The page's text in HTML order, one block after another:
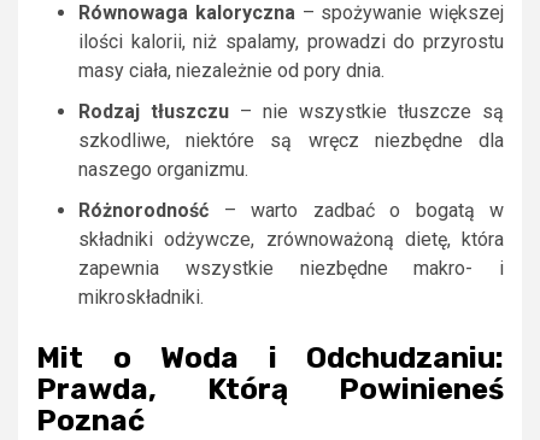
Równowaga kaloryczna– spożywanie większej
ilości kalorii, niż spalamy, prowadzi do przyrostu
masy ciała, niezależnie od pory dnia.
Rodzaj tłuszczu – nie wszystkie tłuszcze są
szkodliwe, niektóre są wręcz niezbędne dla
naszego organizmu.
Różnorodność – warto zadbać o bogatą w
składniki odżywcze, zrównoważoną dietę, która
zapewnia wszystkie niezbędne makro- i
mikroskładniki.
Mit o Woda i Odchudzaniu:
Prawda, Którą Powinieneś
Poznać